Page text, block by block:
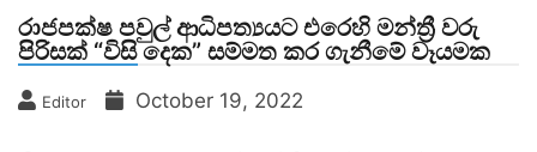
රාජපක්ෂ පවුල් ආධිපත්‍යයට එරෙහි මන්ත්‍රී වරු
පිරිසක් “විසි දෙක” සම්මත කර ගැනීමේ වෑයමක
Editor October 19, 2022